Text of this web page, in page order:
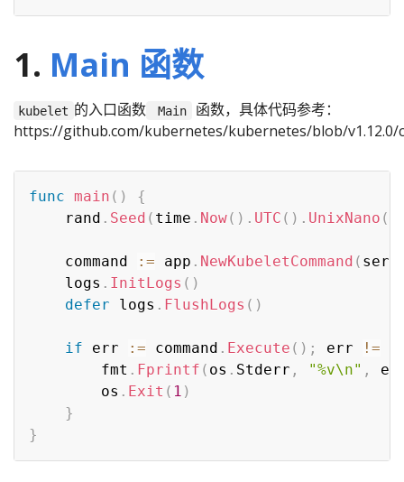
1. Main 函数
kubelet 的入口函数 Main
函数，具体代码参考：
https://github.com/kubernetes/kubernetes/blob/
func main ( )
{
	rand
. Seed ( time . Now( ) . UTC ( ) . UnixNano (
	command
:= app . NewKubeletCommand (
	logs
. InitLogs ( )
defer logs . FlushLogs ( )
if err := command . Execute ( ) ; err !=
		fmt
. Fprintf ( os . Stderr , "%v\n" ,
		os
. Exit ( 1 )
}
}